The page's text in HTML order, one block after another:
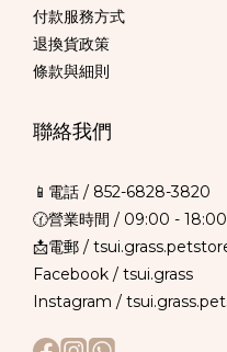
付款服務方式
退換貨政策
條款與細則
聯絡我們
📱電話 / 852-6828-3820
🕜營業時間 / 09:00 - 18:00
📩電郵 /
Facebook / tsui.grass
Instagram /